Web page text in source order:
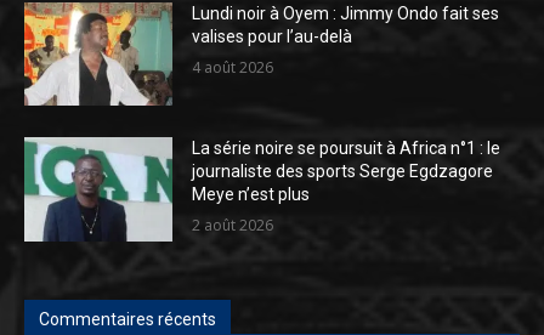
Lundi noir à Oyem : Jimmy Ondo fait ses
valises pour l’au-delà
4 août 2026
La série noire se poursuit à Africa n°1 : le
journaliste des sports Serge Egdzagore
Meye n’est plus
2 août 2026
Commentaires récents